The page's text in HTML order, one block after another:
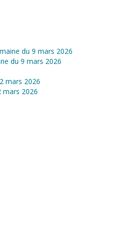
du 9 mars 2026
du 9 mars 2026
mars 2026
mars 2026